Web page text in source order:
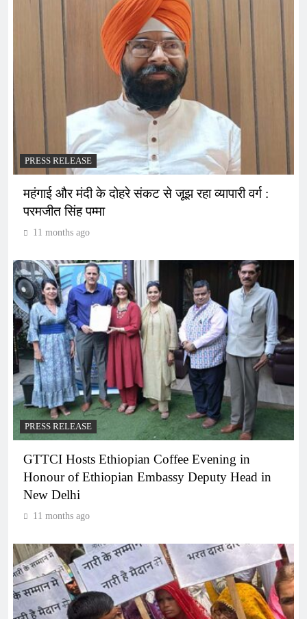
PRESS RELEASE
महंगाई और मंदी के दोहरे संकट से जूझ रहा व्यापारी वर्ग :
परमजीत सिंह पम्मा
11 months ago
PRESS RELEASE
GTTCI Hosts Ethiopian Coffee Evening in
Honour of Ethiopian Embassy Deputy Head in
New Delhi
11 months ago